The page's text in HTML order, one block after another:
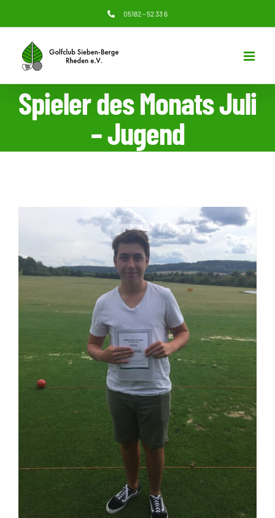
Inhalt
springen
05182 – 52 33 6
Spieler des Monats Juli
– Jugend
Bild